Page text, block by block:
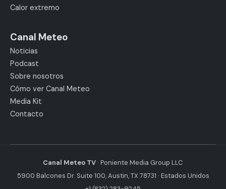
Calor extremo
Canal Meteo
Noticias
Podcast
Sobre nosotros
Cómo ver Canal Meteo
Media Kit
Contacto
Canal Meteo TV · Poniente Media Group LLC
5900 Balcones Dr. Suite 100, Austin, TX 78731 · Estados Unidos